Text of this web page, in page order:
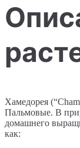
Хамедорея
Пальмовые. В
домашнего
как: